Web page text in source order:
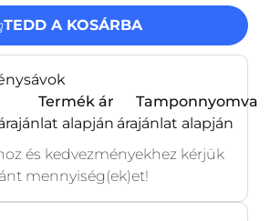
TEDD A KOSÁRBA
Termék ár
Tamponnyomva
alapján árajánlat alapján
és kedvezményekhez kérjük
mennyiség(ek)et!